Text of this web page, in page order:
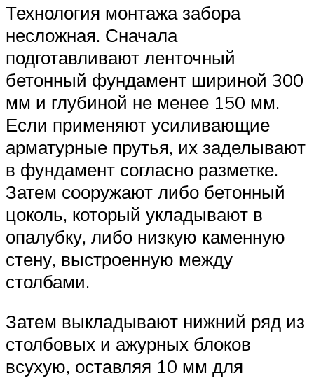
Технология монтажа забора
несложная. Сначала
подготавливают ленточный
бетонный фундамент шириной 300
мм и глубиной не менее 150 мм.
Если применяют усиливающие
арматурные прутья, их заделывают
в фундамент согласно разметке.
Затем сооружают либо бетонный
цоколь, который укладывают в
опалубку, либо низкую каменную
стену, выстроенную между
столбами.
Затем выкладывают нижний ряд из
столбовых и ажурных блоков
всухую, оставляя 10 мм для